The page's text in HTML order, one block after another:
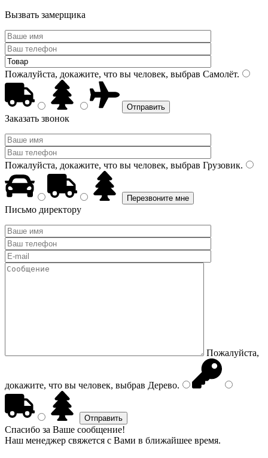
Вызвать замерщика
Пожалуйста, докажите, что вы человек, выбрав Самолёт.
Заказать звонок
Пожалуйста, докажите, что вы человек, выбрав Грузовик.
Письмо директору
Пожалуйста,
докажите, что вы человек, выбрав Дерево.
Спасибо за Ваше сообщение!
Наш менеджер свяжется с Вами в ближайшее время.